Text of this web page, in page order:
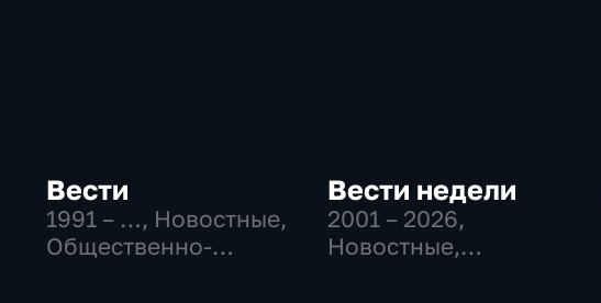
Вести
1991 – …, Новостные,
Общественно-
Вести недели
2001 – 2026,
Новостные,